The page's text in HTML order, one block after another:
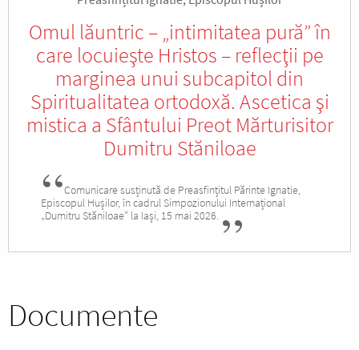
Omul lăuntric – „intimitatea pură” în
care locuieşte Hristos – reflecţii pe
marginea unui subcapitol din
Spiritualitatea ortodoxă. Ascetica şi
mistica a Sfântului Preot Mărturisitor
Dumitru Stăniloae
Comunicare susținută de Preasfințitul Părinte Ignatie,
Episcopul Hușilor, în cadrul Simpozionului Internațional
„Dumitru Stăniloae” la Iași, 15 mai 2026.
Documente